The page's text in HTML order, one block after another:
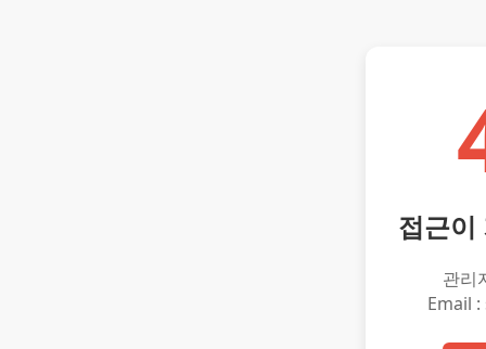
접근이
관리
Email